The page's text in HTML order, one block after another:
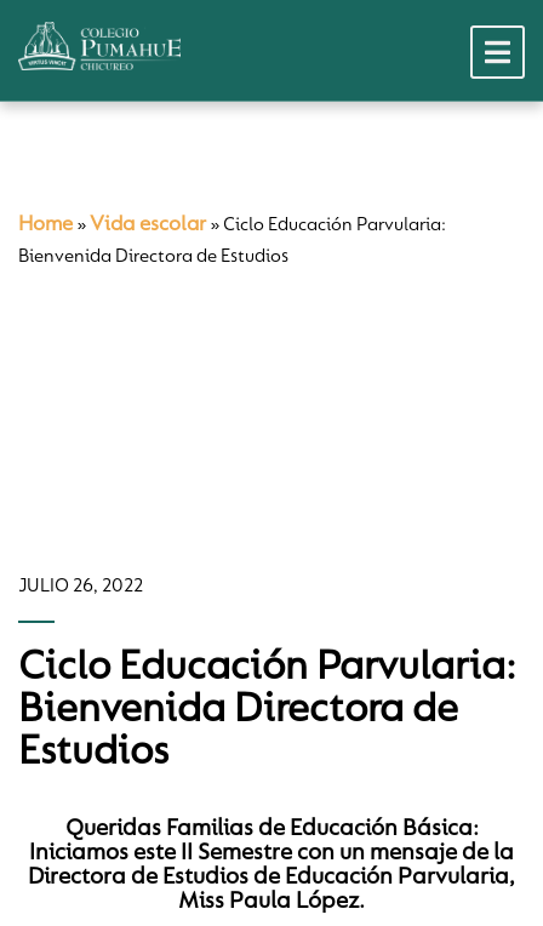
Home » Vida escolar» Ciclo Educación Parvularia:
Bienvenida Directora de Estudios
JULIO 26, 2022
Ciclo Educación Parvularia:
Bienvenida Directora de
Estudios
Queridas Familias de Educación Básica:
Iniciamos este II Semestre con un mensaje de la
Directora de Estudios de Educación Parvularia,
Miss Paula López.